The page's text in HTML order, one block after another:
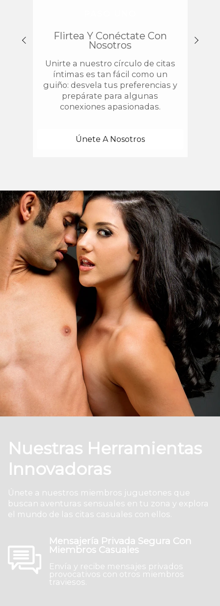
Flirtea Y Conéctate Con
Nosotros
Unirte a nuestro círculo de citas
íntimas es tan fácil como un
guiño: desvela tus preferencias y
prepárate para algunas
conexiones apasionadas.
Únete A Nosotros
Nuestras Herramientas
Innovadoras
Únete a nuestros miembros juguetones que
buscan aventuras sensuales en tu zona y explora
el mundo de las citas casuales con ellos.
Mensajería Privada Segura Con
Miembros Casuales
Envía y recibe mensajes privados
provocativos con otros miembros
traviesos.